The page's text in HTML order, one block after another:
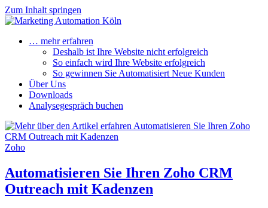
Zum Inhalt springen
… mehr erfahren
Deshalb ist Ihre Website nicht erfolgreich
So einfach wird Ihre Website erfolgreich
So gewinnen Sie Automatisiert Neue Kunden
Über Uns
Downloads
Analysegespräch buchen
Zoho
Automatisieren Sie Ihren Zoho CRM
Outreach mit Kadenzen